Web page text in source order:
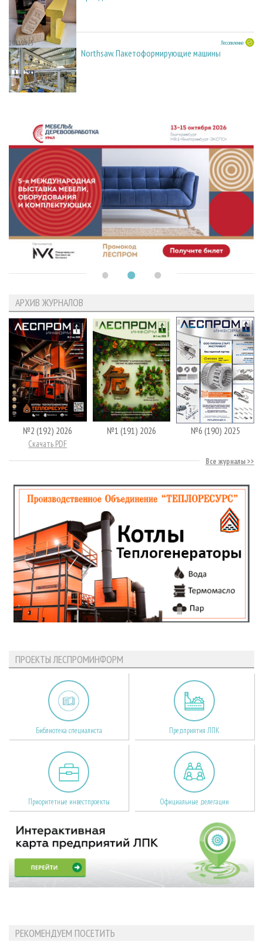
28.11.2025 Лесопиление
Northsaw. Пакетоформирующие машины
АРХИВ ЖУРНАЛОВ
№2 (192) 2026
Скачать PDF
№1 (191) 2026 №6 (190) 2025
Все журналы
ПРОЕКТЫ ЛЕСПРОМИНФОРМ
Библиотека специалиста Предприятия ЛПК
Приоритетные инвестпроекты Официальные делегации
РЕКОМЕНДУЕМ ПОСЕТИТЬ